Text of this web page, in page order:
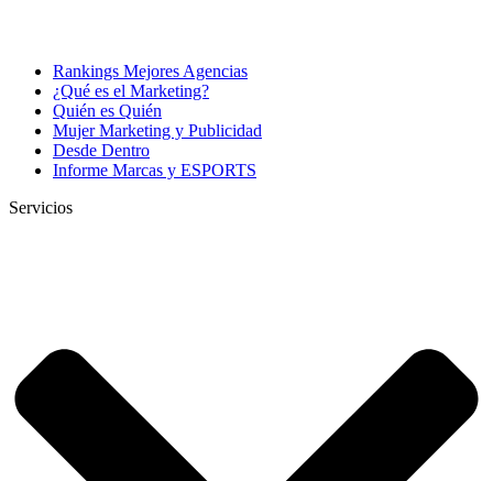
Rankings Mejores Agencias
¿Qué es el Marketing?
Quién es Quién
Mujer Marketing y Publicidad
Desde Dentro
Informe Marcas y ESPORTS
Servicios